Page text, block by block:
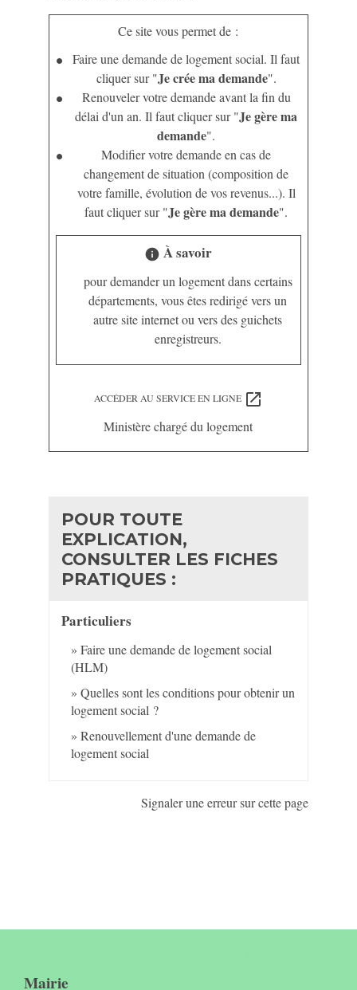
Ce site vous permet de :
Faire une demande de logement social. Il faut
cliquer sur "Je crée ma demande".
Renouveler votre demande avant la fin du
délai d'un an. Il faut cliquer sur "Je gère ma
demande".
Modifier votre demande en cas de
changement de situation (composition de
votre famille, évolution de vos revenus...). Il
faut cliquer sur "Je gère ma demande".
info À savoir
pour demander un logement dans certains
départements, vous êtes redirigé vers un
autre site internet ou vers des guichets
enregistreurs.
ACCÉDER AU SERVICE EN LIGNE open_in_new
Ministère chargé du logement
POUR TOUTE
EXPLICATION,
CONSULTER LES FICHES
PRATIQUES :
Particuliers
Faire une demande de logement social
(HLM)
Quelles sont les conditions pour obtenir un
logement social ?
Renouvellement d'une demande de
logement social
Signaler une erreur sur cette page
Mairie